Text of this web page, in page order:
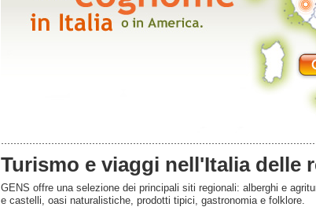
Turismo e viaggi nell'Italia delle
GENS offre una selezione dei principali siti regionali: alberghi e
e castelli, oasi naturalistiche, prodotti tipici, gastronomia e folklore.